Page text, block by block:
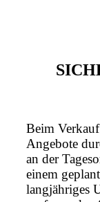
Beim
Angebote
an der
einem
langjähriges